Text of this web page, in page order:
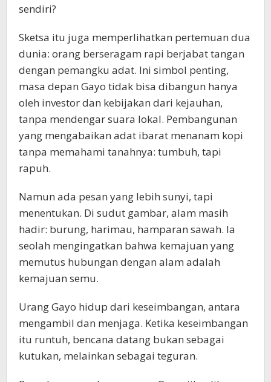
sendiri?
Sketsa itu juga memperlihatkan pertemuan dua
dunia: orang berseragam rapi berjabat tangan
dengan pemangku adat. Ini simbol penting,
masa depan Gayo tidak bisa dibangun hanya
oleh investor dan kebijakan dari kejauhan,
tanpa mendengar suara lokal. Pembangunan
yang mengabaikan adat ibarat menanam kopi
tanpa memahami tanahnya: tumbuh, tapi
rapuh.
Namun ada pesan yang lebih sunyi, tapi
menentukan. Di sudut gambar, alam masih
hadir: burung, harimau, hamparan sawah. Ia
seolah mengingatkan bahwa kemajuan yang
memutus hubungan dengan alam adalah
kemajuan semu.
Urang Gayo hidup dari keseimbangan, antara
mengambil dan menjaga. Ketika keseimbangan
itu runtuh, bencana datang bukan sebagai
kutukan, melainkan sebagai teguran.